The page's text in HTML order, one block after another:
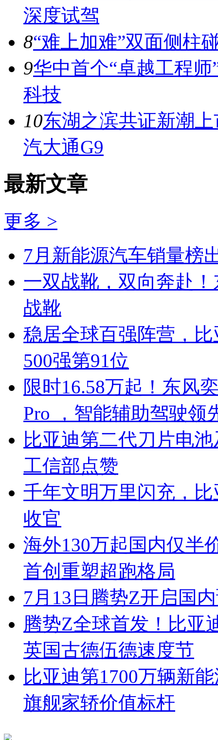
深度试驾
8“难上加难”双面侧柱
9华中首个“卓越工程
科技
10东湖之滨共证新潮
汽大通G9
最新文章
更多 >
7月新能源汽车销量榜
一双战靴，双向奔赴
战靴
稳居全球百强阵营，
500强第91位
限时16.58万起！东风
Pro ，智能辅助驾驶领
比亚迪第二代刀片电
工信部点赞
千年文明万里闪充，
收官
海外130万起国内仅半
首创重塑超跑格局
7月13日腾势Z开启国
腾势Z全球首发！比亚
英国古德伍德速度节
比亚迪第1700万辆新
旗舰家轿价值标杆